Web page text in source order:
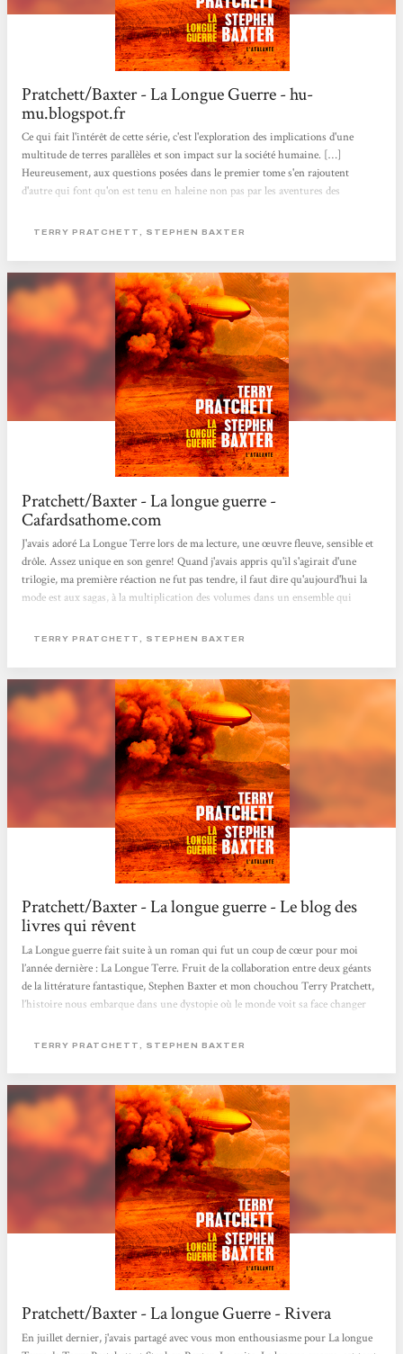
Pratchett/Baxter - La Longue Guerre - hu-
mu.blogspot.fr
Ce qui fait l'intérêt de cette série, c'est l'exploration des implications d'une
multitude de terres parallèles et son impact sur la société humaine. […]
Heureusement, aux questions posées dans le premier tome s'en rajoutent
d'autre qui font qu'on est tenu en haleine non pas par les aventures des
roman, on sent la tension monter, à travers différents protagonistes: Joshua et
second roman, au fond, c'est la guerre (comme le titre laisse l'entendre)...
TERRY PRATCHETT, STEPHEN BAXTER
Pratchett/Baxter - La longue guerre -
Cafardsathome.com
J'avais adoré La Longue Terre lors de ma lecture, une œuvre fleuve, sensible et
drôle. Assez unique en son genre! Quand j'avais appris qu'il s'agirait d'une
trilogie, ma première réaction ne fut pas tendre, il faut dire qu'aujourd'hui la
mode est aux sagas, à la multiplication des volumes dans un ensemble qui
uniquement commercial. Mais bon... quand on connaît sieur Pratchett, on ne
j'entamais le présent volume. Quel bonheur encore une fois! Il s'en est passé...
TERRY PRATCHETT, STEPHEN BAXTER
Pratchett/Baxter - La longue guerre - Le blog des
livres qui rêvent
La Longue guerre fait suite à un roman qui fut un coup de cœur pour moi
l’année dernière : La Longue Terre. Fruit de la collaboration entre deux géants
de la littérature fantastique, Stephen Baxter et mon chouchou Terry Pratchett,
l’histoire nous embarque dans une dystopie où le monde voit sa face changer
lesquels ils pourront assouvir leurs désirs et montrer leurs qualités de
magnifique d’une...
TERRY PRATCHETT, STEPHEN BAXTER
Pratchett/Baxter - La longue Guerre - Rivera
En juillet dernier, j'avais partagé avec vous mon enthousiasme pour La longue